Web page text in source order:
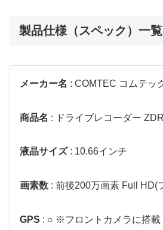
製品仕様（スペック）一覧
メーカー名 : COMTEC コムテッ
商品名 : ドライブレコーダー
液晶サイズ: 10.66インチ
画素数 : 前後200万画素 Full HD(
GPS : ○ ※フロントカメラに搭載